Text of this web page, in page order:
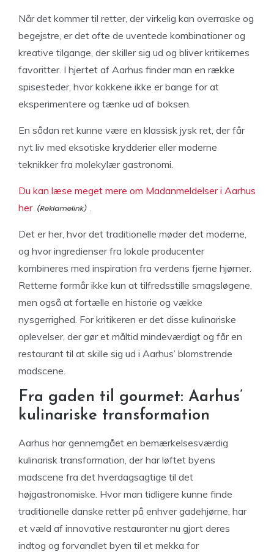
Når det kommer til retter, der virkelig kan overraske og
begejstre, er det ofte de uventede kombinationer og
kreative tilgange, der skiller sig ud og bliver kritikernes
favoritter. I hjertet af Aarhus finder man en række
spisesteder, hvor kokkene ikke er bange for at
eksperimentere og tænke ud af boksen.
En sådan ret kunne være en klassisk jysk ret, der får
nyt liv med eksotiske krydderier eller moderne
teknikker fra molekylær gastronomi.
Du kan læse meget mere om Madanmeldelser i Aarhus
her
Det er her, hvor det traditionelle møder det moderne,
og hvor ingredienser fra lokale producenter
kombineres med inspiration fra verdens fjerne hjørner.
Retterne formår ikke kun at tilfredsstille smagsløgene,
men også at fortælle en historie og vække
nysgerrighed. For kritikeren er det disse kulinariske
oplevelser, der gør et måltid mindeværdigt og får en
restaurant til at skille sig ud i Aarhus’ blomstrende
madscene.
Fra gaden til gourmet: Aarhus’
kulinariske transformation
Aarhus har gennemgået en bemærkelsesværdig
kulinarisk transformation, der har løftet byens
madscene fra det hverdagsagtige til det
højgastronomiske. Hvor man tidligere kunne finde
traditionelle danske retter på enhver gadehjørne, har
et væld af innovative restauranter nu gjort deres
indtog og forvandlet byen til et mekka for